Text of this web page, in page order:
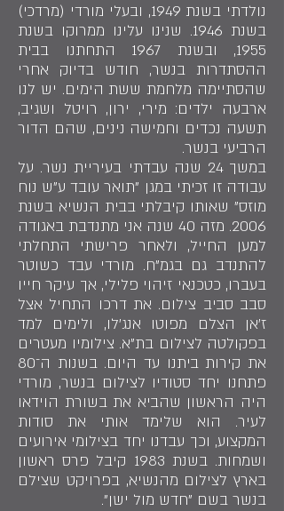
נולדתי בשנת 1949, ובעלי מורדי (מרדכי)
בשנת 1946. שנינו עלינו ממרוקו בשנת
1955, ובשנת 1967 התחתנו בבית
ההסתדרות בנשר, חודש בדיוק אחרי
שהסתיימה מלחמת ששת הימים. יש לנו
ארבעה ילדים: מירי, ירון, רויטל ושגיב,
תשעה נכדים וחמישה נינים, שהם הדור
הרביעי בנשר.
במשך 24 שנה עבדתי בעיריית נשר. על
עבודה זו זכיתי במגן "תואר עובד ע"ש נוח
מוזס" שאותו קיבלתי בבית הנשיא בשנת
2006. מזה 40 שנה אני מתנדבת באגודה
למען החייל, ולאחר פרישתי התחלתי
להתנדב גם בגמ"ח. מורדי עבד כשוטר
בעברו, כטכנאי זיהוי פלילי, אך עיקר חייו
סבב סביב צילום. את דרכו התחיל אצל
ז'אן הצלם מפוטו אנג'לו, ולימים למד
בפקולטה לצילום בת"א. צילומיו מעטרים
את קירות ביתנו עד היום. בשנות ה־80
פתחנו יחד סטודיו לצילום בנשר, מורדי
היה הראשון שהביא את בשורת הוידאו
לעיר. הוא שלימד אותי את סודות
המקצוע, וכך עבדנו יחד בצילומי אירועים
ושמחות. בשנת 1983 קיבל פרס ראשון
בארץ לצילום מהנשיא, בפרויקט שצילם
בנשר בשם "חדש מול ישן".